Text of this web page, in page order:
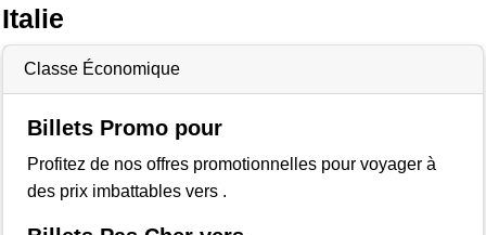
Italie
Classe Économique
Billets Promo pour
Profitez de nos offres promotionnelles pour voyager à
des prix imbattables vers .